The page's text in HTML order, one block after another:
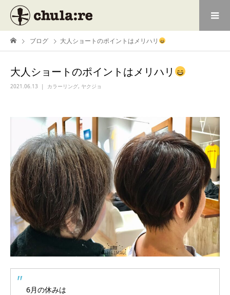
ブログ 大人ショートのポイントはメリハリ
大人ショートのポイントはメリハリ
2021.06.13 カラーリング, ヤクジョ
6月の休みは